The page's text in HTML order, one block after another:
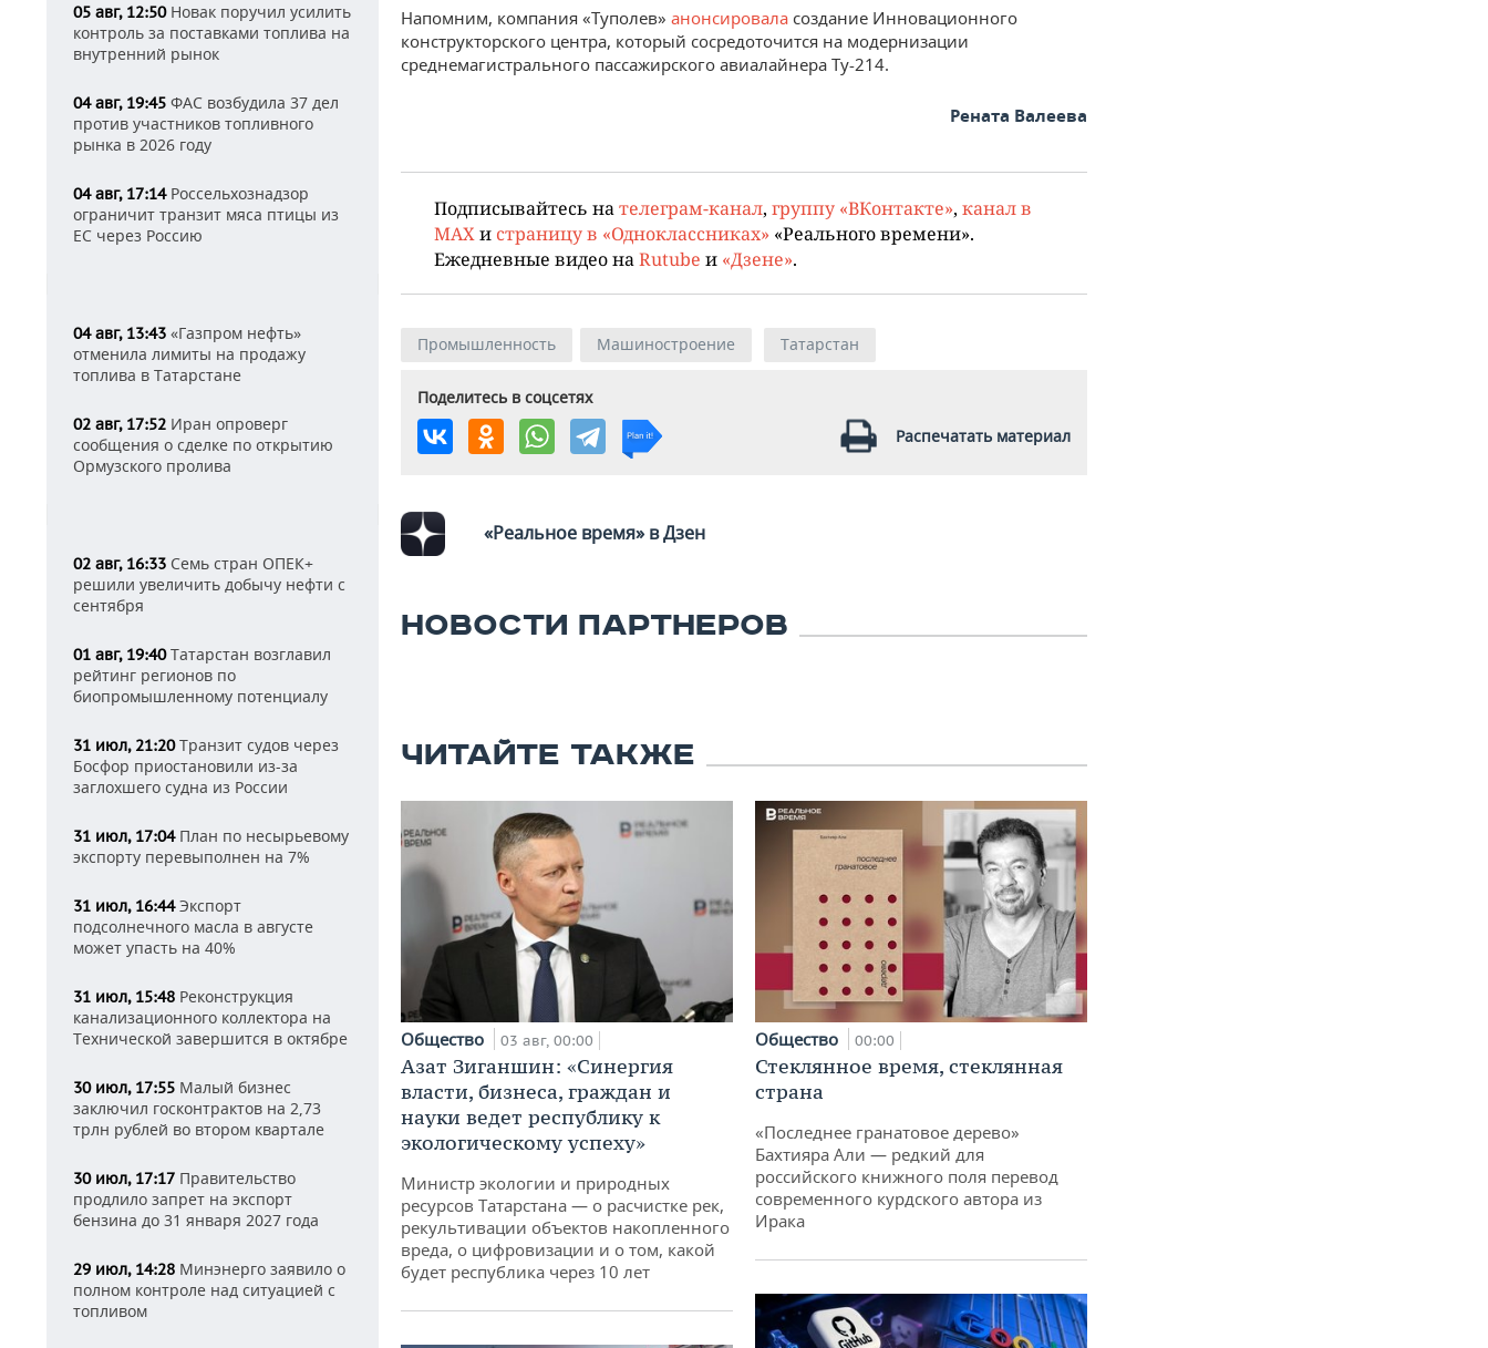
05 авг, 12:50Новак поручил усилить
контроль за поставками топлива на
внутренний рынок
04 авг, 19:45 ФАС возбудила 37 дел
против участников топливного
рынка в 2026 году
04 авг, 17:14Россельхознадзор
ограничит транзит мяса птицы из
ЕС через Россию
04 авг, 13:43 «Газпром нефть»
отменила лимиты на продажу
топлива в Татарстане
02 авг, 17:52 Иран опроверг
сообщения о сделке по открытию
Ормузского пролива
02 авг, 16:33 Семь стран ОПЕК+
решили увеличить добычу нефти с
сентября
01 авг, 19:40Татарстан возглавил
рейтинг регионов по
биопромышленному потенциалу
31 июл, 21:20Транзит судов через
Босфор приостановили из-за
заглохшего судна из России
31 июл, 17:04План по несырьевому
экспорту перевыполнен на 7%
31 июл, 16:44Экспорт
подсолнечного масла в августе
может упасть на 40%
31 июл, 15:48 Реконструкция
канализационного коллектора на
Технической завершится в октябре
30 июл, 17:55 Малый бизнес
заключил госконтрактов на 2,73
трлн рублей во втором квартале
30 июл, 17:17 Правительство
продлило запрет на экспорт
бензина до 31 января 2027 года
29 июл, 14:28 Минэнерго заявило о
полном контроле над ситуацией с
топливом
Напомним, компания «Туполев» анонсировала создание Инновационного
конструкторского центра, который сосредоточится на модернизации
среднемагистрального пассажирского авиалайнера Ту-214.
Рената Валеева
Подписывайтесь нателеграм-канал, группу «ВКонтакте», канал в
MAXи страницу в «Одноклассниках» «Реального времени».
Ежедневные видео наRutube и «Дзене».
Промышленность Машиностроение Татарстан
Поделитесь в соцсетях
Распечатать материал
«Реальное время» в Дзен
НОВОСТИ ПАРТНЕРОВ
ЧИТАЙТЕ ТАКЖЕ
Общество 03 авг, 00:00
Азат Зиганшин: «Синергия
власти, бизнеса, граждан и
науки ведет республику к
экологическому успеху»
Министр экологии и природных
ресурсов Татарстана — о расчистке рек,
рекультивации объектов накопленного
вреда, о цифровизации и о том, какой
будет республика через 10 лет
Общество 00:00
Стеклянное время, стеклянная
страна
«Последнее гранатовое дерево»
Бахтияра Али — редкий для
российского книжного поля перевод
современного курдского автора из
Ирака